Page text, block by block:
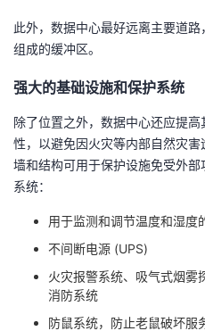
客
论
的
子
我
直
播
的
活
我
的
注
我
开
的
Programs
我
此外，数据中心最好远离主要道
组成的缓冲区。
强大的基础设施和保护系统
除了位置之外，数据中心还应提
性，以避免因火灾等内部自然灾
墙和结构可用于保护设施免受外
系统：
用于监测和调节温度和湿度
不间断电源 (UPS)
火灾报警系统、吸气式烟雾
消防系统
防鼠系统，防止老鼠破坏服